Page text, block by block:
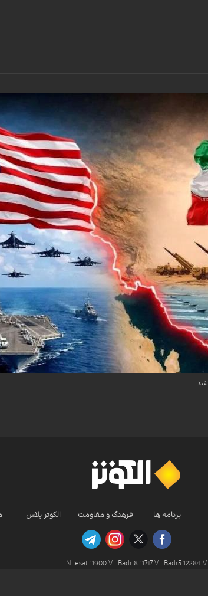
و اسرائیل علیه ایران ممکن است به یکی از اشتباهات تاریخی
برنامه ها فرهنگ و مقاومت الکوثر پلاس
Nilesat 11900 V | Badr 8 11747 V | Badr5 12284 V